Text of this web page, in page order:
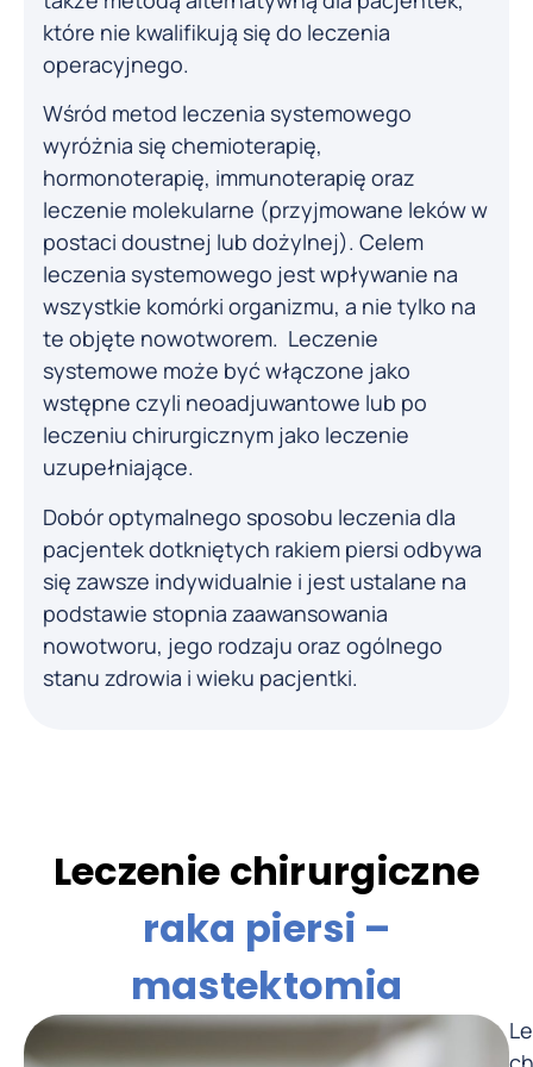
które nie kwalifikują się do leczenia
operacyjnego.
Wśród metod leczenia systemowego
wyróżnia się chemioterapię,
hormonoterapię, immunoterapię oraz
leczenie molekularne (przyjmowane leków w
postaci doustnej lub dożylnej). Celem
leczenia systemowego jest wpływanie na
wszystkie komórki organizmu, a nie tylko na
te objęte nowotworem. Leczenie
systemowe może być włączone jako
wstępne czyli neoadjuwantowe lub po
leczeniu chirurgicznym jako leczenie
uzupełniające.
Dobór optymalnego sposobu leczenia dla
pacjentek dotkniętych rakiem piersi odbywa
się zawsze indywidualnie i jest ustalane na
podstawie stopnia zaawansowania
nowotworu, jego rodzaju oraz ogólnego
stanu zdrowia i wieku pacjentki.
Leczenie chirurgiczne
raka piersi –
mastektomia